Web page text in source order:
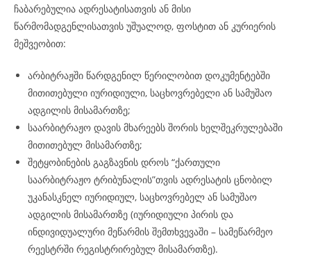
ჩაბარებულია ადრესატისათვის ან მისი
წარმომადგენლისათვის უშუალოდ, ფოსტით ან კურიერის
მეშვეობით:
არბიტრაჟში წარდგენილ წერილობით დოკუმენტებში
მითითებული იურიდიული, საცხოვრებელი ან სამუშაო
ადგილის მისამართზე;
საარბიტრაჟო დავის მხარეებს შორის ხელშეკრულებაში
მითითებულ მისამართზე;
შეტყობინების გაგზავნის დროს “ქართული
საარბიტრაჟო ტრიბუნალის”თვის ადრესატის ცნობილ
უკანასკნელ იურიდიულ, საცხოვრებელ ან სამუშაო
ადგილის მისამართზე (იურიდიული პირის და
ინდივიდუალური მეწარმის შემთხვევაში – სამეწარმეო
რეესტრში რეგისტრირებულ მისამართზე).